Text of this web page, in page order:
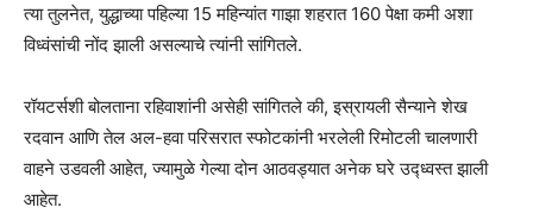
त्या तुलनेत, युद्धाच्या पहिल्या 15 महिन्यांत गाझा शहरात 160 पेक्षा कमी अशा
विध्वंसांची नोंद झाली असल्याचे त्यांनी सांगितले.
रॉयटर्सशी बोलताना रहिवाशांनी असेही सांगितले की, इस्रायली सैन्याने शेख
रदवान आणि तेल अल-हवा परिसरात स्फोटकांनी भरलेली रिमोटली चालणारी
वाहने उडवली आहेत, ज्यामुळे गेल्या दोन आठवड्यात अनेक घरे उद्ध्वस्त झाली
आहेत.